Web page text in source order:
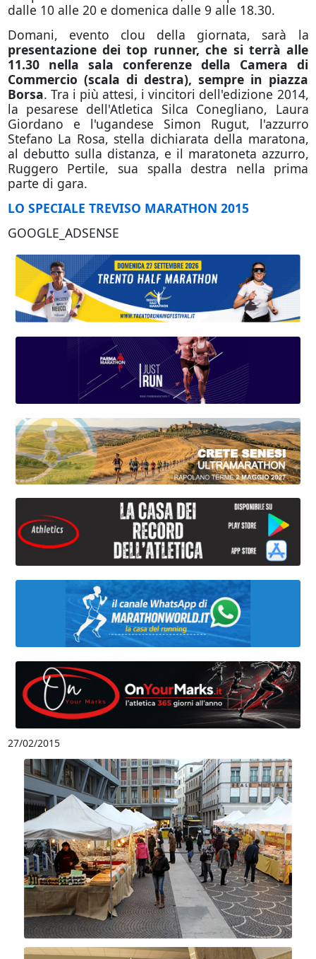
dalle 10 alle 20 e domenica dalle 9 alle 18.30.
Domani, evento clou della giornata, sarà la
presentazione dei top runner, che si terrà alle
11.30 nella sala conferenze della Camera di
Commercio (scala di destra), sempre in piazza
Borsa. Tra i più attesi, i vincitori dell'edizione 2014,
la pesarese dell'Atletica Silca Conegliano, Laura
Giordano e l'ugandese Simon Rugut, l'azzurro
Stefano La Rosa, stella dichiarata della maratona,
al debutto sulla distanza, e il maratoneta azzurro,
Ruggero Pertile, sua spalla destra nella prima
parte di gara.
LO SPECIALE TREVISO MARATHON 2015
GOOGLE_ADSENSE
27/02/2015